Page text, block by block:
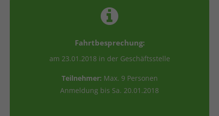
Fahrtbesprechung:
am 23.01.2018 in der Geschäftsstelle
Teilnehmer: Max. 9 Personen
Anmeldung bis Sa. 20.01.2018